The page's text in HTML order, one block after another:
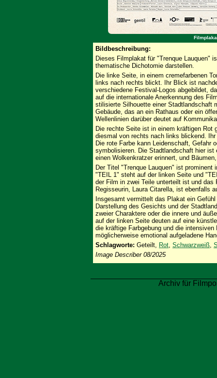
Bildbeschreibung:
Dieses Filmplakat für "Trenque Lauquen"
thematische Dichotomie darstellen.
Die linke Seite, in einem cremefarbenen
links nach rechts blickt. Ihr Blick ist
verschiedene Festival-Logos abgebildet,
auf die internationale Anerkennung des
stilisierte Silhouette einer Stadtlandschaft
Gebäude, das an ein Rathaus oder ein
Wellenlinien darüber deutet auf
Die rechte Seite ist in einem kräftigen Rot
diesmal von rechts nach links blickend.
Die rote Farbe kann Leidenschaft, Gefahr
symbolisieren. Die Stadtlandschaft hier ist
einen Wolkenkratzer erinnert, und
Der Titel "Trenque Lauquen" ist
"TEIL 1" steht auf der linken Seite und
der Film in zwei Teile unterteilt ist und das
Regisseurin, Laura Citarella, ist ebenfalls
Insgesamt vermittelt das Plakat ein
Darstellung des Gesichts und der
zweier Charaktere oder die innere und
auf der linken Seite deuten auf eine
die kräftige Farbgebung und die
möglicherweise emotional aufgeladene
Schlagworte: Geteilt, Rot, Schwarzweiß,
Image Describer 08/2025
Archiv für